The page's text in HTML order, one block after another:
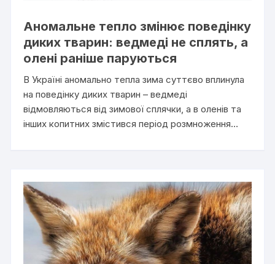
Аномальне тепло змінює поведінку
диких тварин: ведмеді не сплять, а
олені раніше паруються
В Україні аномально тепла зима суттєво вплинула
на поведінку диких тварин – ведмеді
відмовляються від зимової сплячки, а в оленів та
інших копитних змістився період розмноження…